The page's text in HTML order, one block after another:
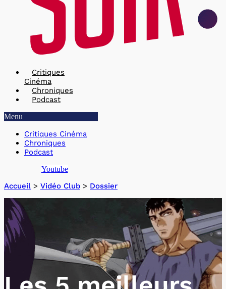
Critiques
Cinéma
Chroniques
Podcast
Menu
Critiques Cinéma
Chroniques
Podcast
Youtube
Accueil > Vidéo Club > Dossier